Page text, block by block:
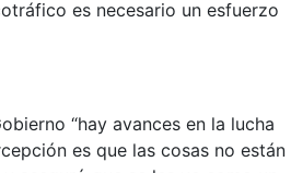
es necesario un esfuerzo
“hay avances en la lucha
es que las cosas no están